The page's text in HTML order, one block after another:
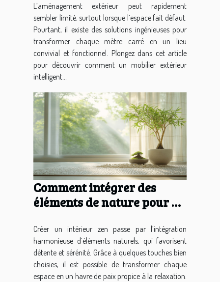
L’aménagement extérieur peut rapidement
sembler limité, surtout lorsque l’espace fait défaut.
Pourtant, il existe des solutions ingénieuses pour
transformer chaque mètre carré en un lieu
convivial et fonctionnel. Plongez dans cet article
pour découvrir comment un mobilier extérieur
intelligent...
Comment intégrer des
éléments de nature pour un
Créer un intérieur zen passe par l’intégration
harmonieuse d’éléments naturels, qui favorisent
détente et sérénité. Grâce à quelques touches bien
choisies, il est possible de transformer chaque
espace en un havre de paix propice à la relaxation.